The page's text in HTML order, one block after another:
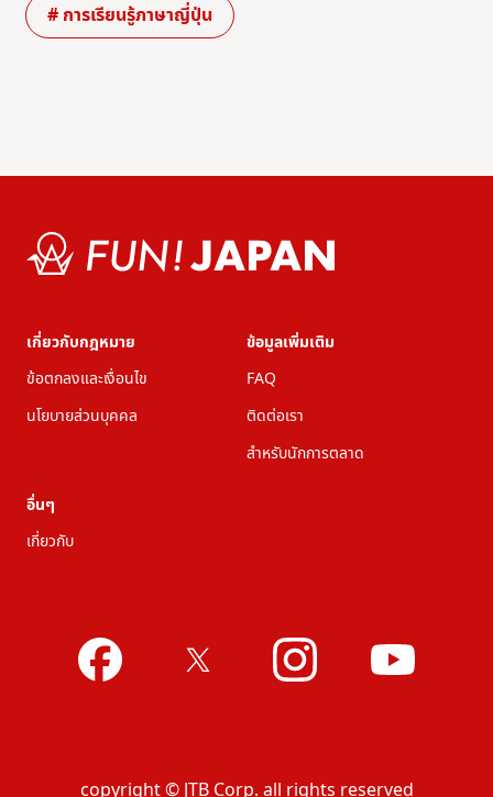
# การเรียนรู้ภาษาญี่ปุ่น
เกี่ยวกับกฎหมาย
ข้อตกลงและเงื่อนไข
นโยบายส่วนบุคคล
ข้อมูลเพิ่มเติม
FAQ
ติดต่อเรา
สำหรับนักการตลาด
อื่นๆ
เกี่ยวกับ
copyright © JTB Corp. all rights reserved